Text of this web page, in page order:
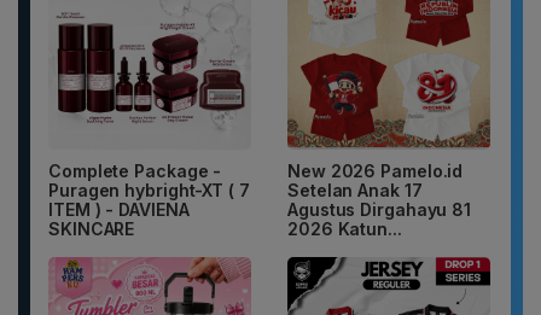
Complete Package -
Puragen hybright-XT ( 7
ITEM ) - DAVIENA
SKINCARE
New 2026 Pamelo.id
Setelan Anak 17
Agustus Dirgahayu 81
2026 Katun...